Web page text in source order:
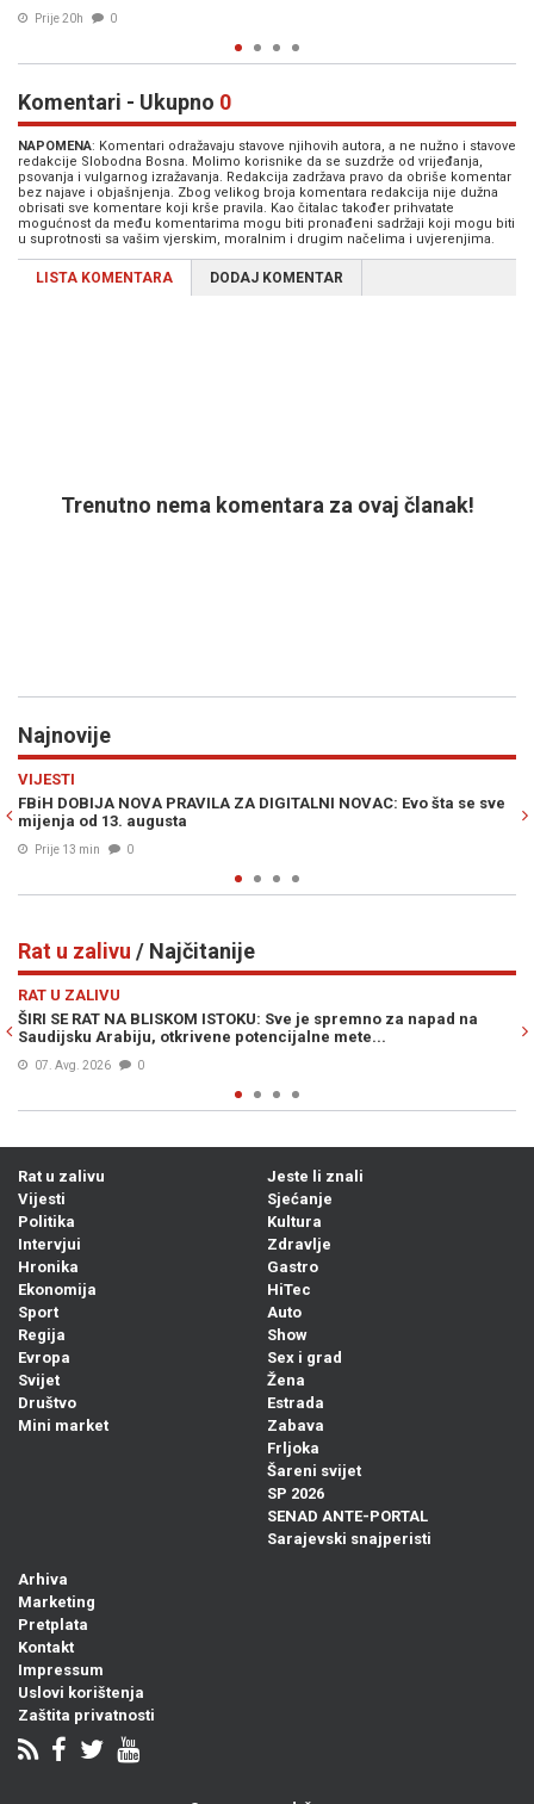
Prije 22h
Komentari - Ukupno 0
NAPOMENA: Komentari odražavaju stavove njihovih autora, a ne nužno i stavove
redakcije Slobodna Bosna. Molimo korisnike da se suzdrže od vrijeđanja,
psovanja i vulgarnog izražavanja. Redakcija zadržava pravo da obriše komentar
bez najave i objašnjenja. Zbog velikog broja komentara redakcija nije dužna
obrisati sve komentare koji krše pravila. Kao čitalac također prihvatate
mogućnost da među komentarima mogu biti pronađeni sadržaji koji mogu biti
u suprotnosti sa vašim vjerskim, moralnim i drugim načelima i uvjerenjima.
LISTA KOMENTARA DODAJ KOMENTAR
Trenutno nema komentara za ovaj članak!
Najnovije
Evo šta se sve OPASNOST OD "NOVOG ČERNOBILA"?: Stručnjaci
istinu o gašenju nuklearke u Rumuniji
Rat u zalivu / Najčitanije
za napad na
OVO NIKO NIJE OČEKIVAO: Procurio sadržaj
izneđu Irana i SAD-a...
Rat u zalivu
Vijesti
Politika
Intervjui
Hronika
Ekonomija
Sport
Regija
Evropa
Svijet
Društvo
Mini market
Jeste li znali
Sjećanje
Kultura
Zdravlje
Gastro
HiTec
Auto
Show
Sex i grad
Žena
Estrada
Zabava
Frljoka
Šareni svijet
SP 2026
SENAD ANTE-PORTAL
Sarajevski snajperisti
Arhiva
Marketing
Pretplata
Kontakt
Impressum
Uslovi korištenja
Zaštita privatnosti